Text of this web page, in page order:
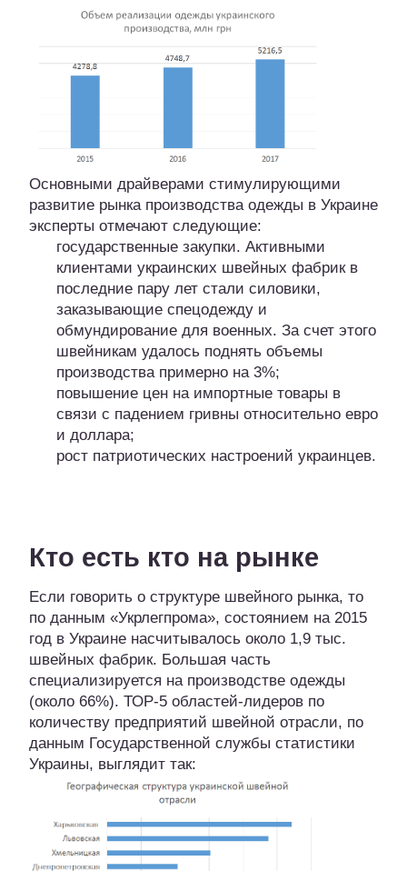
Основными драйверами стимулирующими
развитие рынка производства одежды в Украине
эксперты отмечают следующие:
государственные закупки. Активными
клиентами украинских швейных фабрик в
последние пару лет стали силовики,
заказывающие спецодежду и
обмундирование для военных. За счет этого
швейникам удалось поднять объемы
производства примерно на 3%;
повышение цен на импортные товары в
связи с падением гривны относительно евро
и доллара;
рост патриотических настроений украинцев.
Кто есть кто на рынке
Если говорить о структуре швейного рынка, то
по данным «Укрлегпрома», состоянием на 2015
год в Украине насчитывалось около 1,9 тыс.
швейных фабрик. Большая часть
специализируется на производстве одежды
(около 66%). ТОР-5 областей-лидеров по
количеству предприятий швейной отрасли, по
данным Государственной службы статистики
Украины, выглядит так: